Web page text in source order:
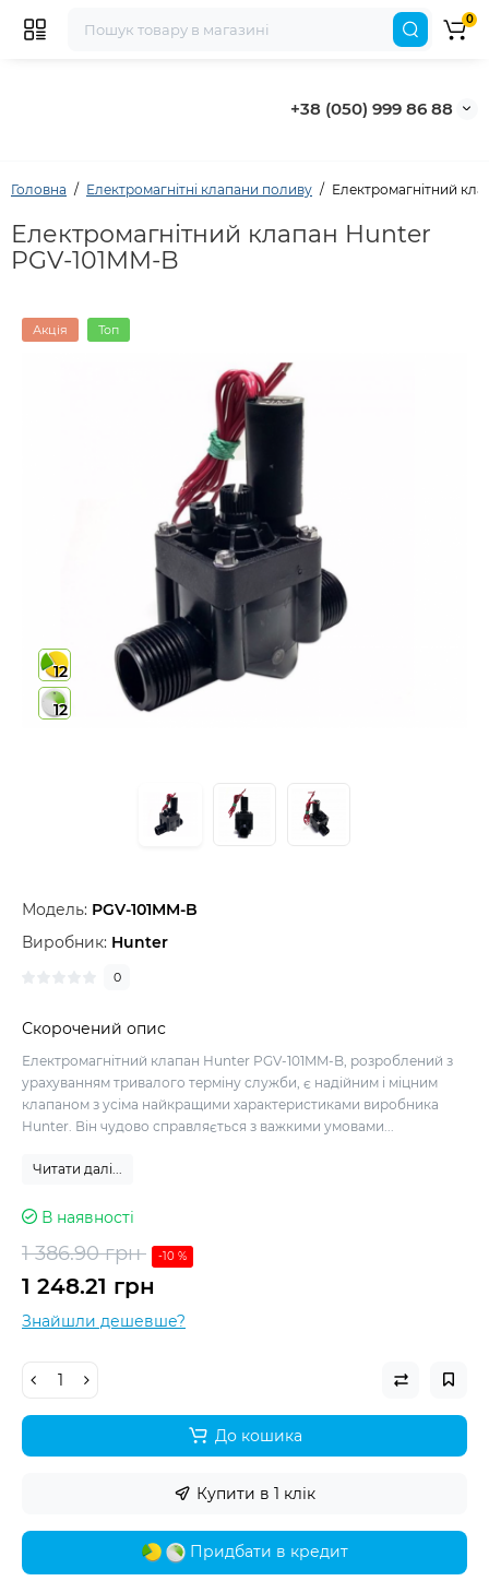
+38 (050) 999 86 88
0
Головна Електромагнітні клапани поливу Електромагнітний
Електромагнітний клапан Hunter
PGV-101MM-B
12
12
Акція Топ
Модель: PGV-101MM-B
Виробник: Hunter
0
Скорочений опис
Електромагнітний клапан Hunter PGV-101MM-B, розроблений з
урахуванням тривалого терміну служби, є надійним і міцним
клапаном з усіма найкращими характеристиками виробника
Hunter. Він чудово справляється з важкими умовами...
Читати далі...
В наявності
1 386.90 грн -10 %
1 248.21 грн
Знайшли дешевше?
До кошика
Купити в 1 клік
Придбати в кредит